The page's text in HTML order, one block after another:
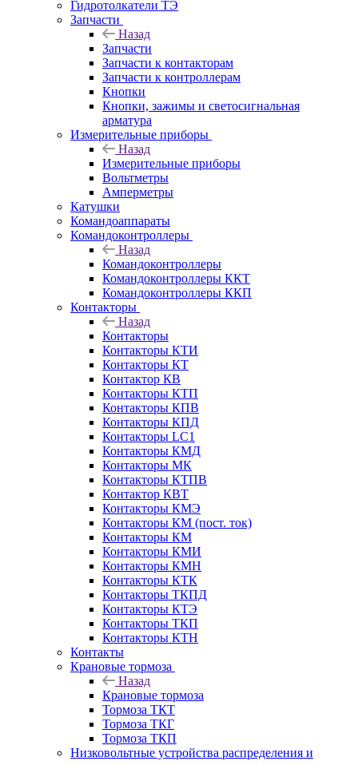
Гидротолкатели ТЭ
Запчасти
Назад
Запчасти
Запчасти к контакторам
Запчасти к контроллерам
Кнопки
Кнопки, зажимы и светосигнальная
арматура
Измерительные приборы
Назад
Измерительные приборы
Вольтметры
Амперметры
Катушки
Командоаппараты
Командоконтроллеры
Назад
Командоконтроллеры
Командоконтроллеры ККТ
Командоконтроллеры ККП
Контакторы
Назад
Контакторы
Контакторы КТИ
Контакторы КТ
Контактор КВ
Контакторы КТП
Контакторы КПВ
Контакторы КПД
Контакторы LC1
Контакторы КМД
Контакторы МК
Контакторы КТПВ
Контактор КВТ
Контакторы КМЭ
Контакторы КМ (пост. ток)
Контакторы КМ
Контакторы КМИ
Контакторы КМН
Контакторы КТК
Контакторы ТКПД
Контакторы КТЭ
Контакторы ТКП
Контакторы КТН
Контакты
Крановые тормоза
Назад
Крановые тормоза
Тормоза ТКТ
Тормоза ТКГ
Тормоза ТКП
Низковольтные устройства распределения и